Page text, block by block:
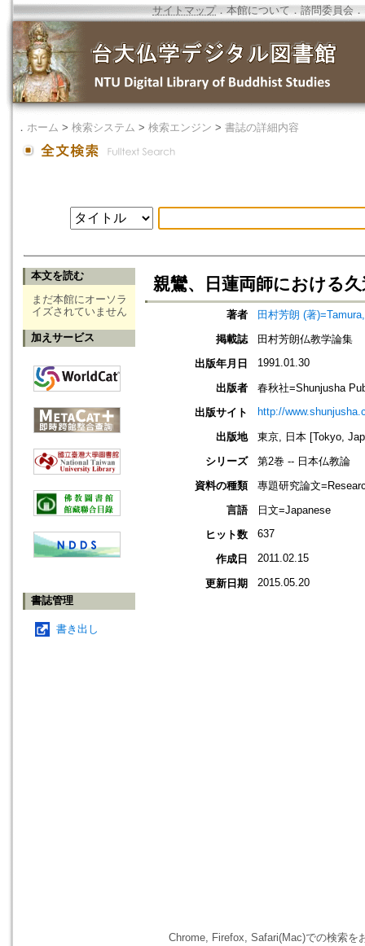
サイトマップ．本館について ． 諮問委員会 ．
． ホーム > 検索システム > 検索エンジン > 書誌の詳細内容
本文を読む
まだ本館にオーソラ
イズされていません
加えサービス
書誌管理
書き出し
親鸞、日蓮両師における
著者
田村芳朗 (著
掲載誌
田村芳朗仏教学論集
出版年月日
1991.01.30
出版者
春秋社=Shunjusha
出版サイト
http://
出版地
東京, 日本 [Tokyo,
シリーズ
第2巻 -- 日本仏教論
資料の種類
專題研究論文
言語
日文=Japanese
ヒット数
637
作成日 2011.02.15
更新日期 2015.05.20
Chrome, Firefox, Safari(Mac)での検索を